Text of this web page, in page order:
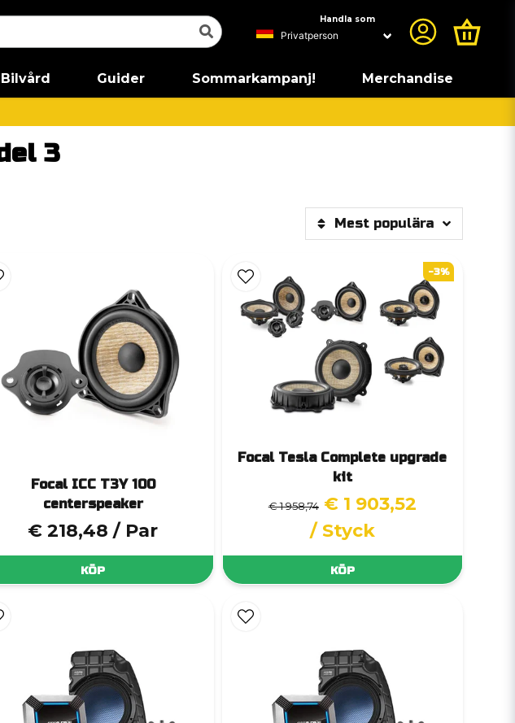
Handla som
Bilvård Guider Sommarkampanj! Merchandise
3
Mest populära
Focal ICC T3Y 100
centerspeaker
€ 218,48 / Par
KÖP
Focal Tesla Complete upgrade
kit
€ 1 958,74 € 1 903,52
/ Styck
KÖP
-3%